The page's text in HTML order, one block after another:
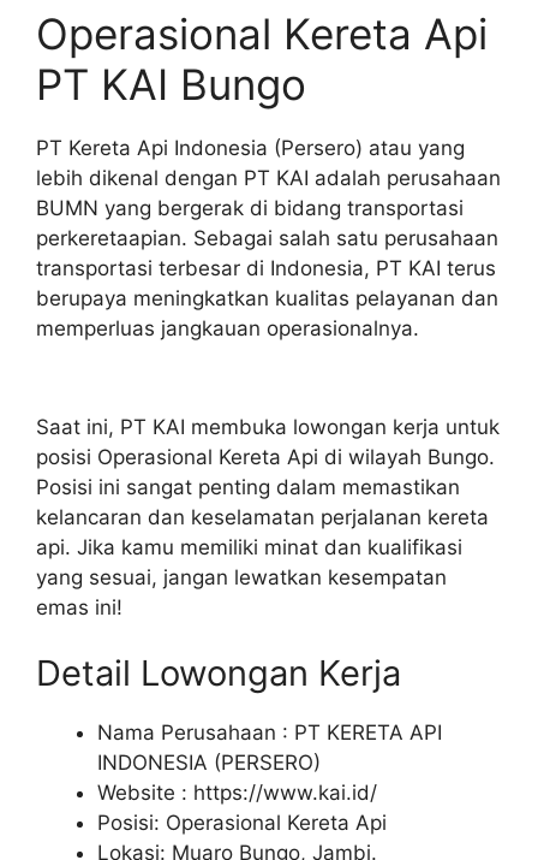
Operasional Kereta Api
PT KAI Bungo
PT Kereta Api Indonesia (Persero) atau yang
lebih dikenal dengan PT KAI adalah perusahaan
BUMN yang bergerak di bidang transportasi
perkeretaapian. Sebagai salah satu perusahaan
transportasi terbesar di Indonesia, PT KAI terus
berupaya meningkatkan kualitas pelayanan dan
memperluas jangkauan operasionalnya.
Saat ini, PT KAI membuka lowongan kerja untuk
posisi Operasional Kereta Api di wilayah Bungo.
Posisi ini sangat penting dalam memastikan
kelancaran dan keselamatan perjalanan kereta
api. Jika kamu memiliki minat dan kualifikasi
yang sesuai, jangan lewatkan kesempatan
emas ini!
Detail Lowongan Kerja
Nama Perusahaan : PT KERETA API
INDONESIA (PERSERO)
Website : https://www.kai.id/
Posisi: Operasional Kereta Api
Lokasi: Muaro Bungo, Jambi.